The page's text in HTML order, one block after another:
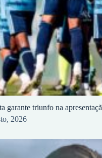
garante triunfo na
2026